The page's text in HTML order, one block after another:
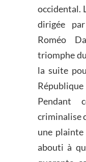
occidental.
dirigée
Roméo
triomphe
la suite
Pendant
criminalise
une
abouti à